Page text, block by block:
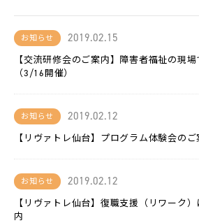
ビ
リ
ヴ
ァ
LACICRA
リ
ヴ
ァ
Biz
お知らせ 2019.02.15
【交流研修会のご案内】障害者福祉の現
（3/16開催）
お知らせ 2019.02.12
【リヴァトレ仙台】プログラム体験会のご
お知らせ 2019.02.12
【リヴァトレ仙台】復職支援（リワーク
内